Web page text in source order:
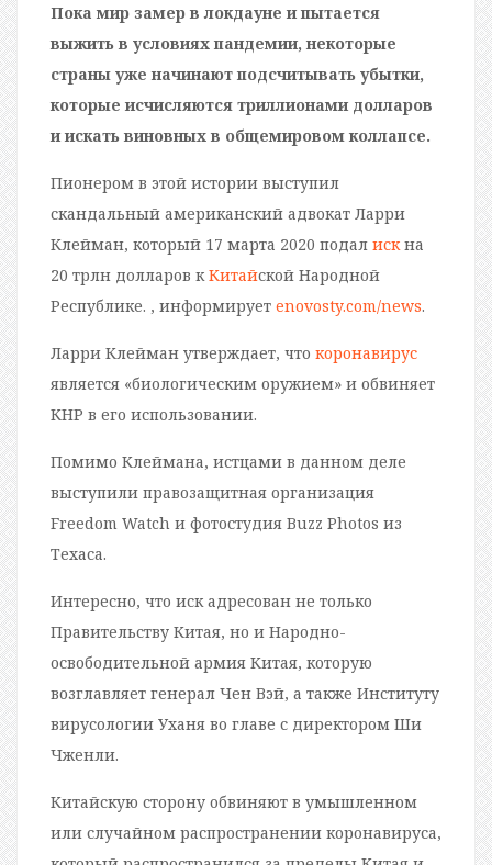
Пока мир замер в локдауне и пытается
выжить в условиях пандемии, некоторые
страны уже начинают подсчитывать убытки,
которые исчисляются триллионами долларов
и искать виновных в общемировом коллапсе.
Пионером в этой истории выступил
скандальный американский адвокат Ларри
Клейман, который 17 марта 2020 подал искна
20 трлн долларов кКитайской Народной
Республике. , информирует enovosty.com/news.
Ларри Клейман утверждает, что коронавирус
является «биологическим оружием» и обвиняет
КНР в его использовании.
Помимо Клеймана, истцами в данном деле
выступили правозащитная организация
Freedom Watch и фотостудия Buzz Photos из
Техаса.
Интересно, что иск адресован не только
Правительству Китая, но и Народно-
освободительной армия Китая, которую
возглавляет генерал Чен Вэй, а также Институту
вирусологии Уханя во главе с директором Ши
Чженли.
Китайскую сторону обвиняют в умышленном
или случайном распространении коронавируса,